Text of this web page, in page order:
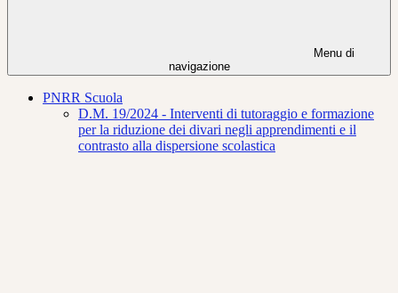
Menu di
navigazione
PNRR Scuola
D.M. 19/2024 - Interventi di tutoraggio e formazione
per la riduzione dei divari negli apprendimenti e il
contrasto alla dispersione scolastica